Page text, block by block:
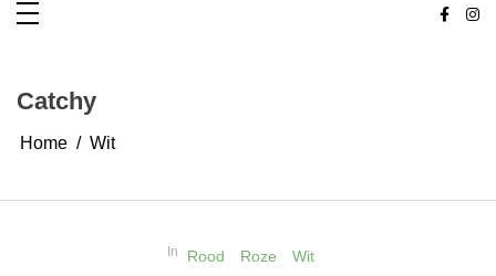
Catchy
Home Wit
In Rood Roze Wit